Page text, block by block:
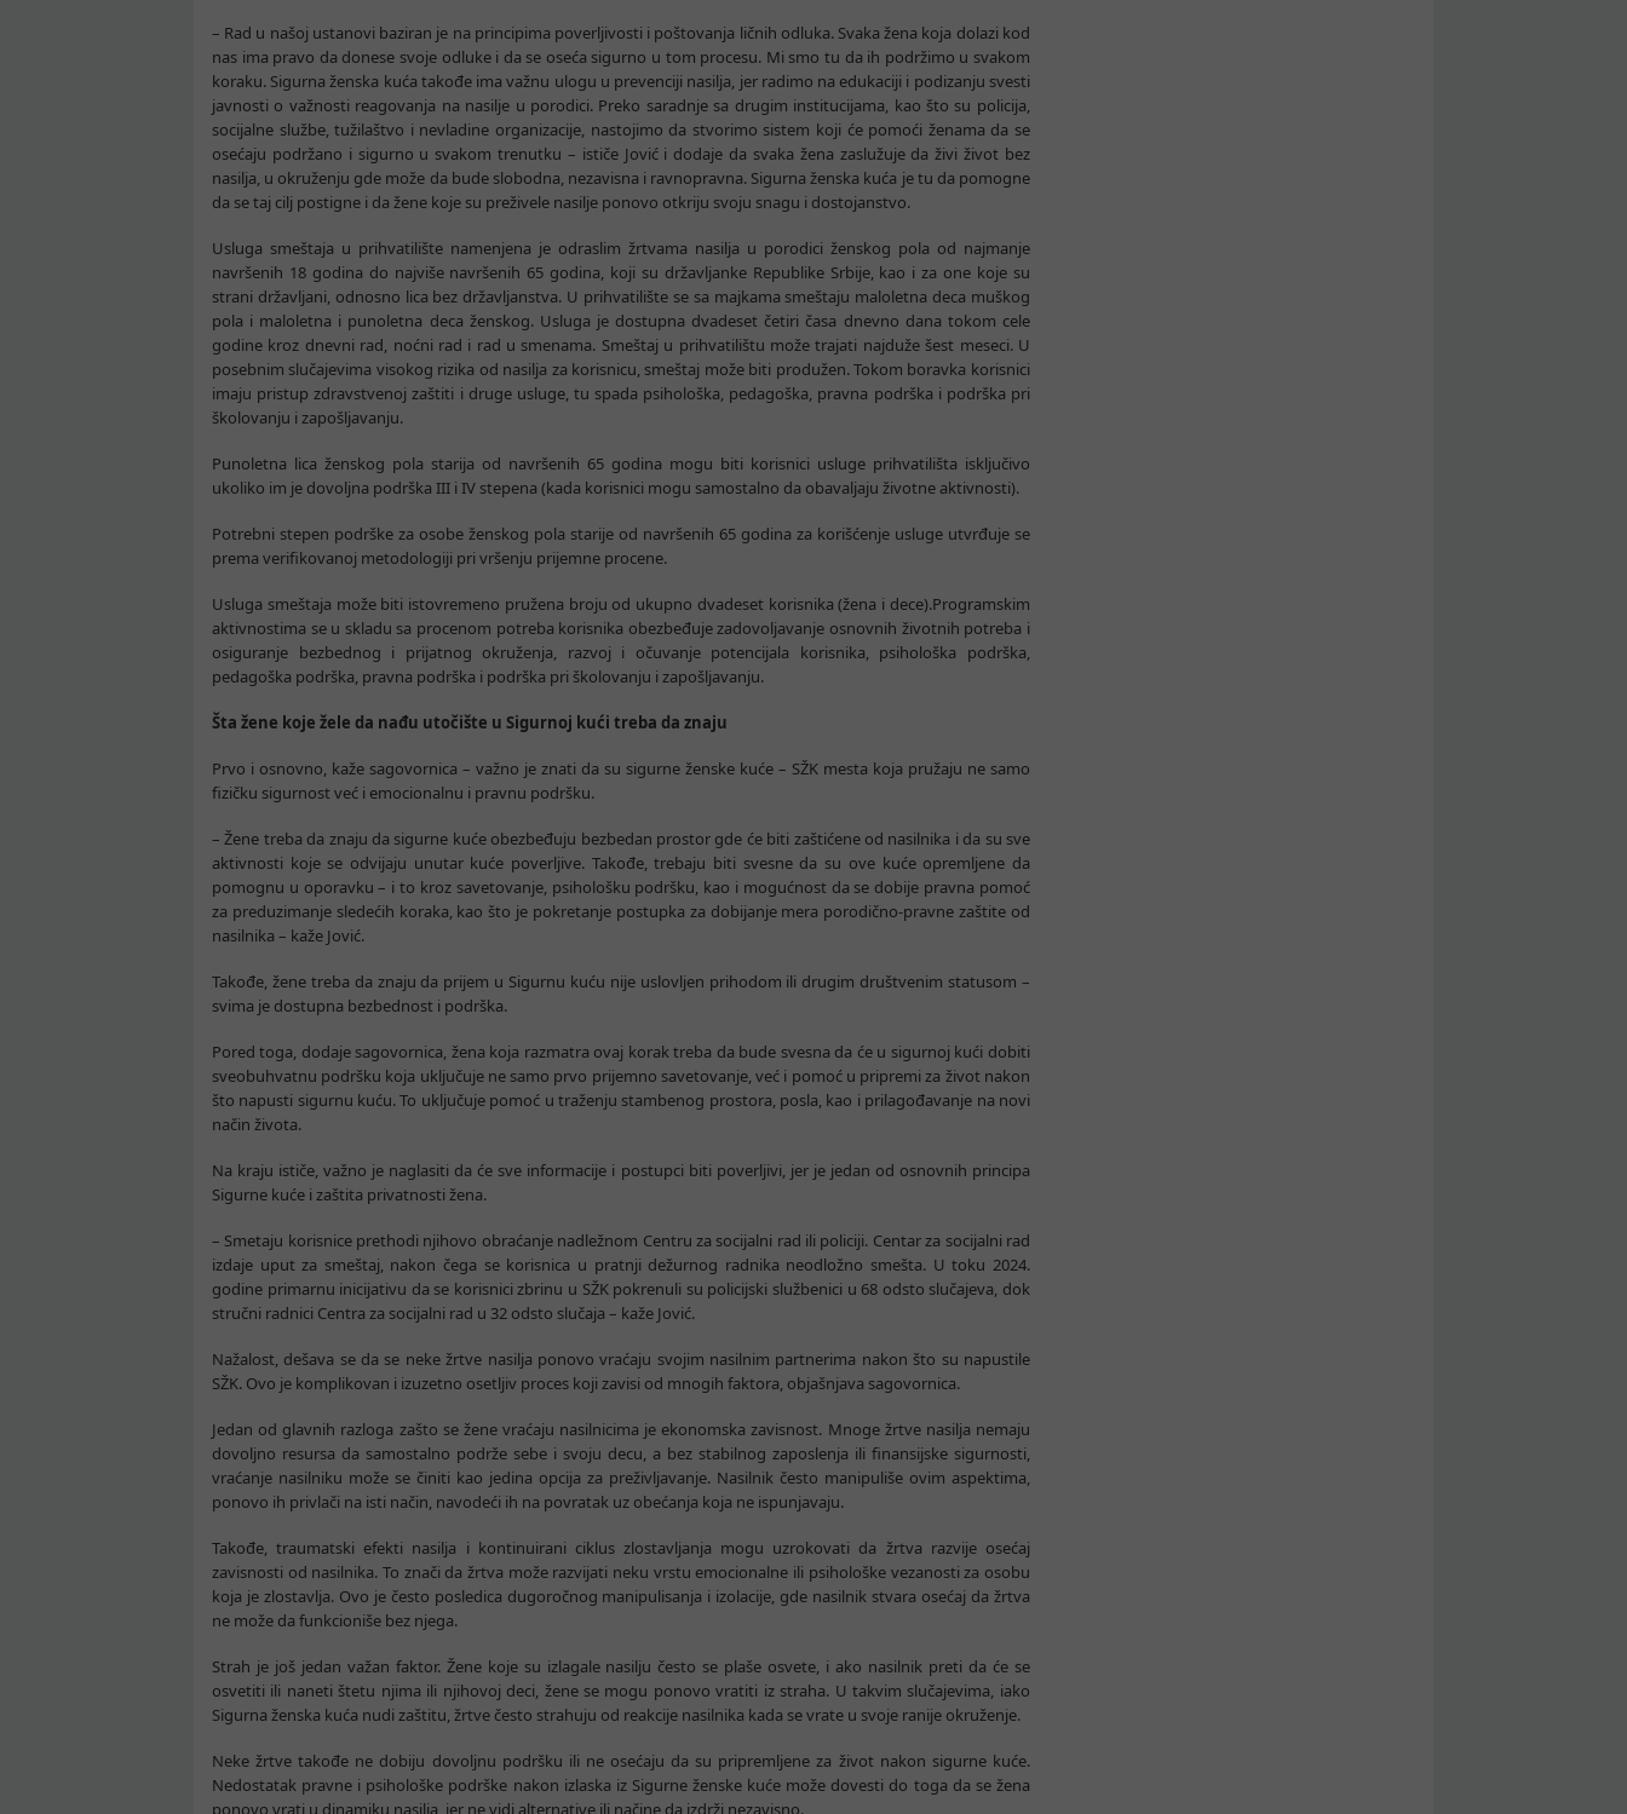
– Rad u našoj ustanovi baziran je na principima poverljivosti i poštovanja ličnih odluka. Svaka žena koja dolazi kod
nas ima pravo da donese svoje odluke i da se oseća sigurno u tom procesu. Mi smo tu da ih podržimo u svakom
koraku. Sigurna ženska kuća takođe ima važnu ulogu u prevenciji nasilja, jer radimo na edukaciji i podizanju svesti
javnosti o važnosti reagovanja na nasilje u porodici. Preko saradnje sa drugim institucijama, kao što su policija,
socijalne službe, tužilaštvo i nevladine organizacije, nastojimo da stvorimo sistem koji će pomoći ženama da se
osećaju podržano i sigurno u svakom trenutku – ističe Jović i dodaje da svaka žena zaslužuje da živi život bez
nasilja, u okruženju gde može da bude slobodna, nezavisna i ravnopravna. Sigurna ženska kuća je tu da pomogne
da se taj cilj postigne i da žene koje su preživele nasilje ponovo otkriju svoju snagu i dostojanstvo.
Usluga smeštaja u prihvatilište namenjena je odraslim žrtvama nasilja u porodici ženskog pola od najmanje
navršenih 18 godina do najviše navršenih 65 godina, koji su državljanke Republike Srbije, kao i za one koje su
strani državljani, odnosno lica bez državljanstva. U prihvatilište se sa majkama smeštaju maloletna deca muškog
pola i maloletna i punoletna deca ženskog. Usluga je dostupna dvadeset četiri časa dnevno dana tokom cele
godine kroz dnevni rad, noćni rad i rad u smenama. Smeštaj u prihvatilištu može trajati najduže šest meseci. U
posebnim slučajevima visokog rizika od nasilja za korisnicu, smeštaj može biti produžen. Tokom boravka korisnici
imaju pristup zdravstvenoj zaštiti i druge usluge, tu spada psihološka, pedagoška, pravna podrška i podrška pri
školovanju i zapošljavanju.
Punoletna lica ženskog pola starija od navršenih 65 godina mogu biti korisnici usluge prihvatilišta isključivo
ukoliko im je dovoljna podrška III i IV stepena (kada korisnici mogu samostalno da obavaljaju životne aktivnosti).
Potrebni stepen podrške za osobe ženskog pola starije od navršenih 65 godina za korišćenje usluge utvrđuje se
prema verifikovanoj metodologiji pri vršenju prijemne procene.
Usluga smeštaja može biti istovremeno pružena broju od ukupno dvadeset korisnika (žena i dece).Programskim
aktivnostima se u skladu sa procenom potreba korisnika obezbeđuje zadovoljavanje osnovnih životnih potreba i
osiguranje bezbednog i prijatnog okruženja, razvoj i očuvanje potencijala korisnika, psihološka podrška,
pedagoška podrška, pravna podrška i podrška pri školovanju i zapošljavanju.
Šta žene koje žele da nađu utočište u Sigurnoj kući treba da znaju
Prvo i osnovno, kaže sagovornica – važno je znati da su sigurne ženske kuće – SŽK mesta koja pružaju ne samo
fizičku sigurnost već i emocionalnu i pravnu podršku.
– Žene treba da znaju da sigurne kuće obezbeđuju bezbedan prostor gde će biti zaštićene od nasilnika i da su sve
aktivnosti koje se odvijaju unutar kuće poverljive. Takođe, trebaju biti svesne da su ove kuće opremljene da
pomognu u oporavku – i to kroz savetovanje, psihološku podršku, kao i mogućnost da se dobije pravna pomoć
za preduzimanje sledećih koraka, kao što je pokretanje postupka za dobijanje mera porodično-pravne zaštite od
nasilnika – kaže Jović.
Takođe, žene treba da znaju da prijem u Sigurnu kuću nije uslovljen prihodom ili drugim društvenim statusom –
svima je dostupna bezbednost i podrška.
Pored toga, dodaje sagovornica, žena koja razmatra ovaj korak treba da bude svesna da će u sigurnoj kući dobiti
sveobuhvatnu podršku koja uključuje ne samo prvo prijemno savetovanje, već i pomoć u pripremi za život nakon
što napusti sigurnu kuću. To uključuje pomoć u traženju stambenog prostora, posla, kao i prilagođavanje na novi
način života.
Na kraju ističe, važno je naglasiti da će sve informacije i postupci biti poverljivi, jer je jedan od osnovnih principa
Sigurne kuće i zaštita privatnosti žena.
– Smetaju korisnice prethodi njihovo obraćanje nadležnom Centru za socijalni rad ili policiji. Centar za socijalni rad
izdaje uput za smeštaj, nakon čega se korisnica u pratnji dežurnog radnika neodložno smešta. U toku 2024.
godine primarnu inicijativu da se korisnici zbrinu u SŽK pokrenuli su policijski službenici u 68 odsto slučajeva, dok
stručni radnici Centra za socijalni rad u 32 odsto slučaja – kaže Jović.
Nažalost, dešava se da se neke žrtve nasilja ponovo vraćaju svojim nasilnim partnerima nakon što su napustile
SŽK. Ovo je komplikovan i izuzetno osetljiv proces koji zavisi od mnogih faktora, objašnjava sagovornica.
Jedan od glavnih razloga zašto se žene vraćaju nasilnicima je ekonomska zavisnost. Mnoge žrtve nasilja nemaju
dovoljno resursa da samostalno podrže sebe i svoju decu, a bez stabilnog zaposlenja ili finansijske sigurnosti,
vraćanje nasilniku može se činiti kao jedina opcija za preživljavanje. Nasilnik često manipuliše ovim aspektima,
ponovo ih privlači na isti način, navodeći ih na povratak uz obećanja koja ne ispunjavaju.
Takođe, traumatski efekti nasilja i kontinuirani ciklus zlostavljanja mogu uzrokovati da žrtva razvije osećaj
zavisnosti od nasilnika. To znači da žrtva može razvijati neku vrstu emocionalne ili psihološke vezanosti za osobu
koja je zlostavlja. Ovo je često posledica dugoročnog manipulisanja i izolacije, gde nasilnik stvara osećaj da žrtva
ne može da funkcioniše bez njega.
Strah je još jedan važan faktor. Žene koje su izlagale nasilju često se plaše osvete, i ako nasilnik preti da će se
osvetiti ili naneti štetu njima ili njihovoj deci, žene se mogu ponovo vratiti iz straha. U takvim slučajevima, iako
Sigurna ženska kuća nudi zaštitu, žrtve često strahuju od reakcije nasilnika kada se vrate u svoje ranije okruženje.
Neke žrtve takođe ne dobiju dovoljnu podršku ili ne osećaju da su pripremljene za život nakon sigurne kuće.
Nedostatak pravne i psihološke podrške nakon izlaska iz Sigurne ženske kuće može dovesti do toga da se žena
ponovo vrati u dinamiku nasilja, jer ne vidi alternative ili načine da izdrži nezavisno.